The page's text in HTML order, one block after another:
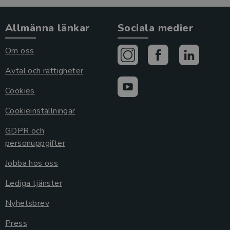
Allmänna länkar
Om oss
Avtal och rättigheter
Cookies
Cookieinställningar
GDPR och
personuppgifter
Jobba hos oss
Lediga tjänster
Nyhetsbrev
Press
Sociala medier